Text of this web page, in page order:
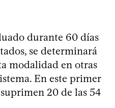
durante 60 días
se determinará
modalidad en otras
En este primer
20 de las 54